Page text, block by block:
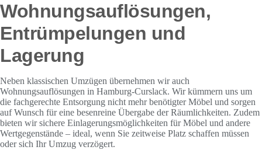
Wohnungsauflösungen,
Entrümpelungen und
Lagerung
Neben klassischen Umzügen übernehmen wir auch
Wohnungsauflösungen in Hamburg-Curslack. Wir kümmern uns um
die fachgerechte Entsorgung nicht mehr benötigter Möbel und sorgen
auf Wunsch für eine besenreine Übergabe der Räumlichkeiten. Zudem
bieten wir sichere Einlagerungsmöglichkeiten für Möbel und andere
Wertgegenstände – ideal, wenn Sie zeitweise Platz schaffen müssen
oder sich Ihr Umzug verzögert.